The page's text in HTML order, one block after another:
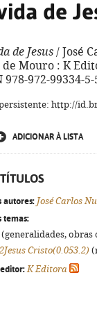
de
de Jesus / José
de Mouro : K
978-972-99334-5-
http://
ADICIONAR À LISTA
autores: José Carlos
temas:
(generalidades,
Cristo(0.053.2)
K Editora